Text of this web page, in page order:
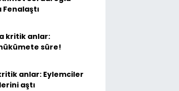
Fenalaştı
kritik anlar:
süre!
anlar: Eylemciler
aştı